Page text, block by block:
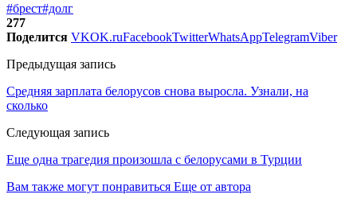
#брест#долг
277
Поделится VKOK.ruFacebookTwitterWhatsAppTelegramViber
Предыдущая запись
Средняя зарплата белорусов снова выросла. Узнали, на
сколько
Следующая запись
Еще одна трагедия произошла с белорусами в Турции
Вам также могут понравиться Еще от автора